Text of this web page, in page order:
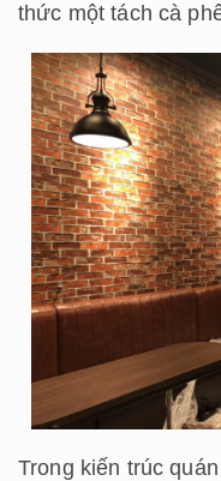
thức một tách cà
Trong kiến ​​trúc